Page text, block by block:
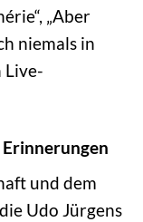
„Aber
niemals in
Live-
und dem
Udo Jürgens